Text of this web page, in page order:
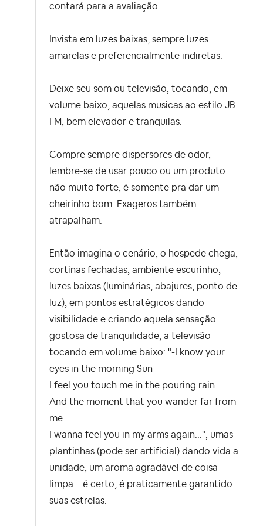
contará para a avaliação.
Invista em luzes baixas, sempre luzes
amarelas e preferencialmente indiretas.
Deixe seu som ou televisão, tocando, em
volume baixo, aquelas musicas ao estilo JB
FM, bem elevador e tranquilas.
Compre sempre dispersores de odor,
lembre-se de usar pouco ou um produto
não muito forte, é somente pra dar um
cheirinho bom. Exageros também
atrapalham.
Então imagina o cenário, o hospede chega,
cortinas fechadas, ambiente escurinho,
luzes baixas (luminárias, abajures, ponto de
luz), em pontos estratégicos dando
visibilidade e criando aquela sensação
gostosa de tranquilidade, a televisão
tocando em volume baixo: "-I know your
eyes in the morning Sun
I feel you touch me in the pouring rain
And the moment that you wander far from
me
I wanna feel you in my arms again...", umas
plantinhas (pode ser artificial) dando vida a
unidade, um aroma agradável de coisa
limpa... é certo, é praticamente garantido
suas estrelas.